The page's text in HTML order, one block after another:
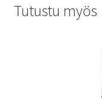
Tutustu myös